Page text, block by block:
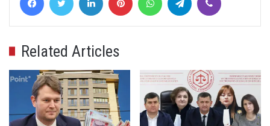
Related Articles